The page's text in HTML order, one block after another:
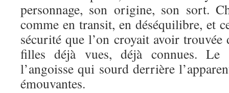
personnage, son origine, son sort.
comme en transit, en déséquilibre, et
sécurité que l’on croyait avoir trouvée
filles déjà vues, déjà connues. Le
l’angoisse qui sourd derrière
émouvantes.